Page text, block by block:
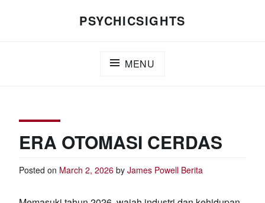
PSYCHICSIGHTS
MENU
ERA OTOMASI CERDAS
Posted on March 2, 2026 by James Powell Berita